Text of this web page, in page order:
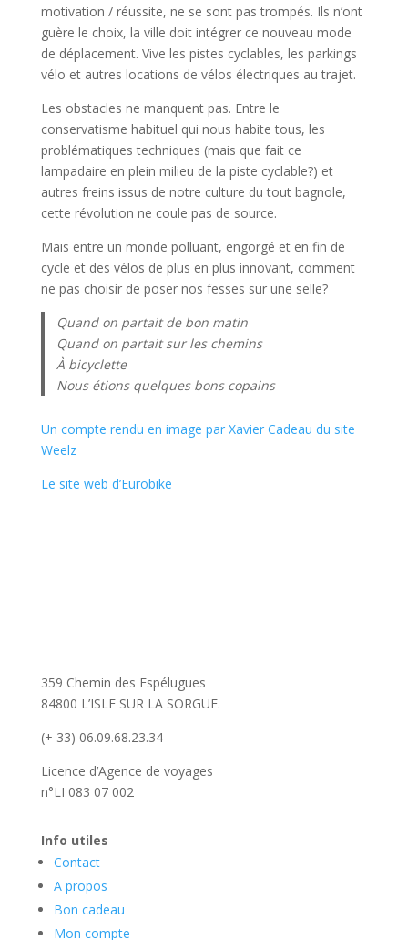
motivation / réussite, ne se sont pas trompés. Ils n’ont
guère le choix, la ville doit intégrer ce nouveau mode
de déplacement. Vive les pistes cyclables, les parkings
vélo et autres locations de vélos électriques au trajet.
Les obstacles ne manquent pas. Entre le
conservatisme habituel qui nous habite tous, les
problématiques techniques (mais que fait ce
lampadaire en plein milieu de la piste cyclable?) et
autres freins issus de notre culture du tout bagnole,
cette révolution ne coule pas de source.
Mais entre un monde polluant, engorgé et en fin de
cycle et des vélos de plus en plus innovant, comment
ne pas choisir de poser nos fesses sur une selle?
Quand on partait de bon matin
Quand on partait sur les chemins
À bicyclette
Nous étions quelques bons copains
Un compte rendu en image par Xavier Cadeau du site
Weelz
Le site web d’Eurobike
359 Chemin des Espélugues
84800 L’ISLE SUR LA SORGUE.
(+ 33) 06.09.68.23.34
Licence d’Agence de voyages
n°LI 083 07 002
Info utiles
Contact
A propos
Bon cadeau
Mon compte